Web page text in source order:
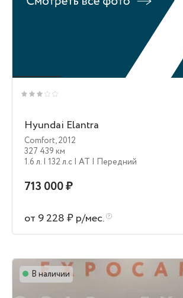
Hyundai Elantra
Comfort,2012
327 439 км
1.6 л. | 132 л.c | AT | Передний
713 000 ₽
от 9 228 ₽ р/мес.
В наличии